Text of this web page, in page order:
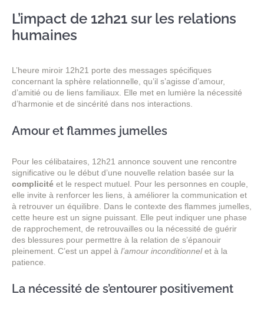
L’impact de 12h21 sur les relations
humaines
L’heure miroir 12h21 porte des messages spécifiques
concernant la sphère relationnelle, qu’il s’agisse d’amour,
d’amitié ou de liens familiaux. Elle met en lumière la nécessité
d’harmonie et de sincérité dans nos interactions.
Amour et flammes jumelles
Pour les célibataires, 12h21 annonce souvent une rencontre
significative ou le début d’une nouvelle relation basée sur la
complicité et le respect mutuel. Pour les personnes en couple,
elle invite à renforcer les liens, à améliorer la communication et
à retrouver un équilibre. Dans le contexte des flammes jumelles,
cette heure est un signe puissant. Elle peut indiquer une phase
de rapprochement, de retrouvailles ou la nécessité de guérir
des blessures pour permettre à la relation de s’épanouir
pleinement. C’est un appel à l’amour inconditionnelet à la
patience.
La nécessité de s’entourer positivement